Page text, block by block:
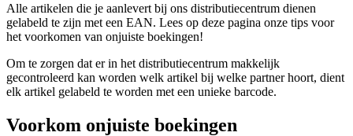
Alle artikelen die je aanlevert bij ons distributiecentrum dienen
gelabeld te zijn met een EAN. Lees op deze pagina onze tips voor
het voorkomen van onjuiste boekingen!
Om te zorgen dat er in het distributiecentrum makkelijk
gecontroleerd kan worden welk artikel bij welke partner hoort, dient
elk artikel gelabeld te worden met een unieke barcode.
Voorkom onjuiste boekingen